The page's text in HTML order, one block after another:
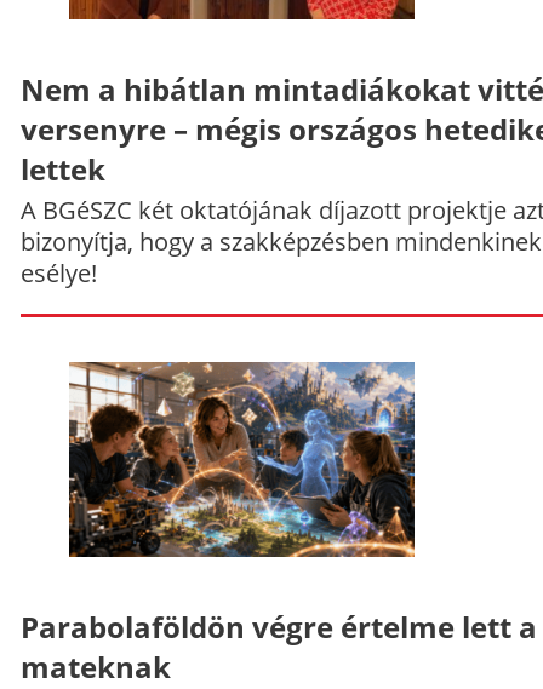
Nem a hibátlan mintadiákokat
versenyre – mégis országos
lettek
A BGéSZC két oktatójának díjazott projektje
bizonyítja, hogy a szakképzésben
esélye!
Parabolaföldön végre értelme lett a
mateknak